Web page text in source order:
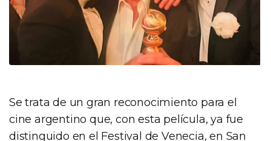
Se trata de un gran reconocimiento para el
cine argentino que, con esta película, ya fue
distinguido en el Festival de Venecia, en San